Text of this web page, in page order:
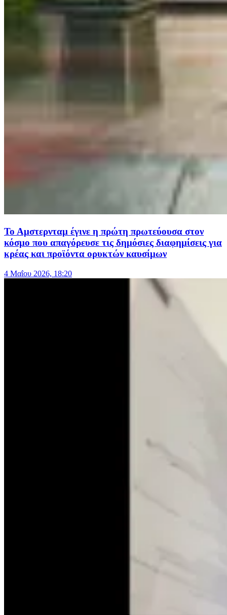
Το Αμστερνταμ έγινε η πρώτη πρωτεύουσα στον
κόσμο που απαγόρευσε τις δημόσιες διαφημίσεις για
κρέας και προϊόντα ορυκτών καυσίμων
4 Μαΐου 2026, 18:20